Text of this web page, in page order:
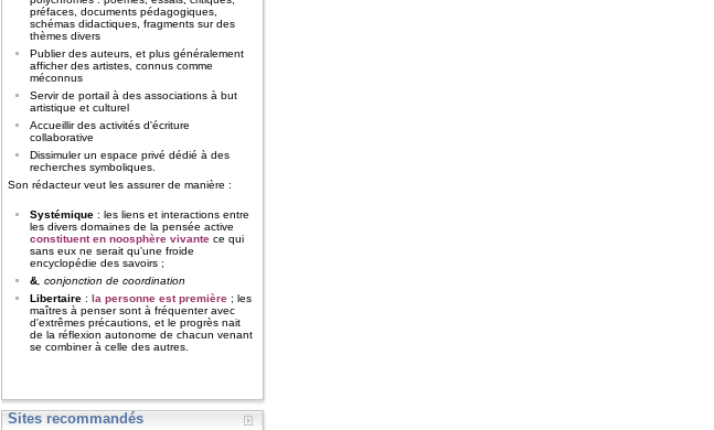
préfaces, documents pédagogiques,
schémas didactiques, fragments sur des
thèmes divers
Publier des auteurs, et plus généralement
afficher des artistes, connus comme
méconnus
Servir de portail à des associations à but
artistique et culturel
Accueillir des activités d'écriture
collaborative
Dissimuler un espace privé dédié à des
recherches symboliques.
Son rédacteur veut les assurer de manière :
Systémique : les liens et interactions entre
les divers domaines de la pensée active
constituent en noosphère vivante ce qui
sans eux ne serait qu'une froide
encyclopédie des savoirs ;
&, conjonction de coordination
Libertaire :la personne est première ; les
maîtres à penser sont à fréquenter avec
d'extrêmes précautions, et le progrès nait
de la réflexion autonome de chacun venant
se combiner à celle des autres.
Sites recommandés